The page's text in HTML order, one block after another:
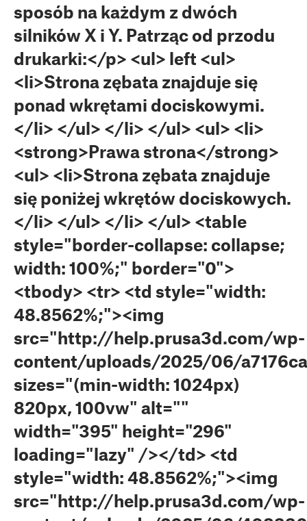
sposób na każdym z dwóch
silników X i Y. Patrząc od przodu
drukarki:</p> <ul> left <ul>
<li>Strona zębata znajduje się
ponad wkrętami dociskowymi.
</li> </ul> </li> </ul> <ul> <li>
<strong>Prawa strona</strong>
<ul> <li>Strona zębata znajduje
się poniżej wkrętów dociskowych.
</li> </ul> </li> </ul> <table
style="border-collapse: collapse;
width: 100%;" border="0">
<tbody> <tr> <td style="width:
48.8562%;"><img
src="http://help.prusa3d.com/wp-
content/uploads/2025/06/
sizes="(min-width: 1024px)
820px, 100vw" alt=""
width="395" height="296"
loading="lazy" /></td> <td
style="width: 48.8562%;"><img
src="http://help.prusa3d.com/wp-